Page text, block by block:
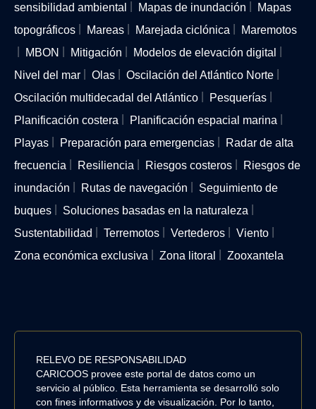
sensibilidad ambiental
Mapas de inundación
Mapas
topográficos
Mareas Marejada ciclónica
Maremotos
MBON
Mitigación
Modelos de elevación digital
Nivel del mar
Olas
Oscilación del Atlántico Norte
Oscilación multidecadal del Atlántico
Pesquerías
Planificación costera
Planificación espacial marina
Playas
Preparación para emergencias
Radar de alta
frecuencia
Resiliencia Riesgos costeros
Riesgos de
inundación
Rutas de navegación
Seguimiento de
buques
Soluciones basadas en la naturaleza
Sustentabilidad
Terremotos Vertederos
Viento
Zona económica exclusiva
Zona litoral Zooxantela
RELEVO DE RESPONSABILIDAD
CARICOOS provee este portal de datos como un
servicio al público. Esta herramienta se desarrolló solo
con fines informativos y de visualización. Por lo tanto,